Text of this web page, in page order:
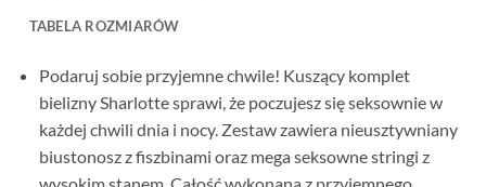
TABELA ROZMIARÓW
Podaruj sobie przyjemne chwile! Kuszący komplet
bielizny Sharlotte sprawi, że poczujesz się seksownie w
każdej chwili dnia i nocy. Zestaw zawiera nieusztywniany
biustonosz z fiszbinami oraz mega seksowne stringi z